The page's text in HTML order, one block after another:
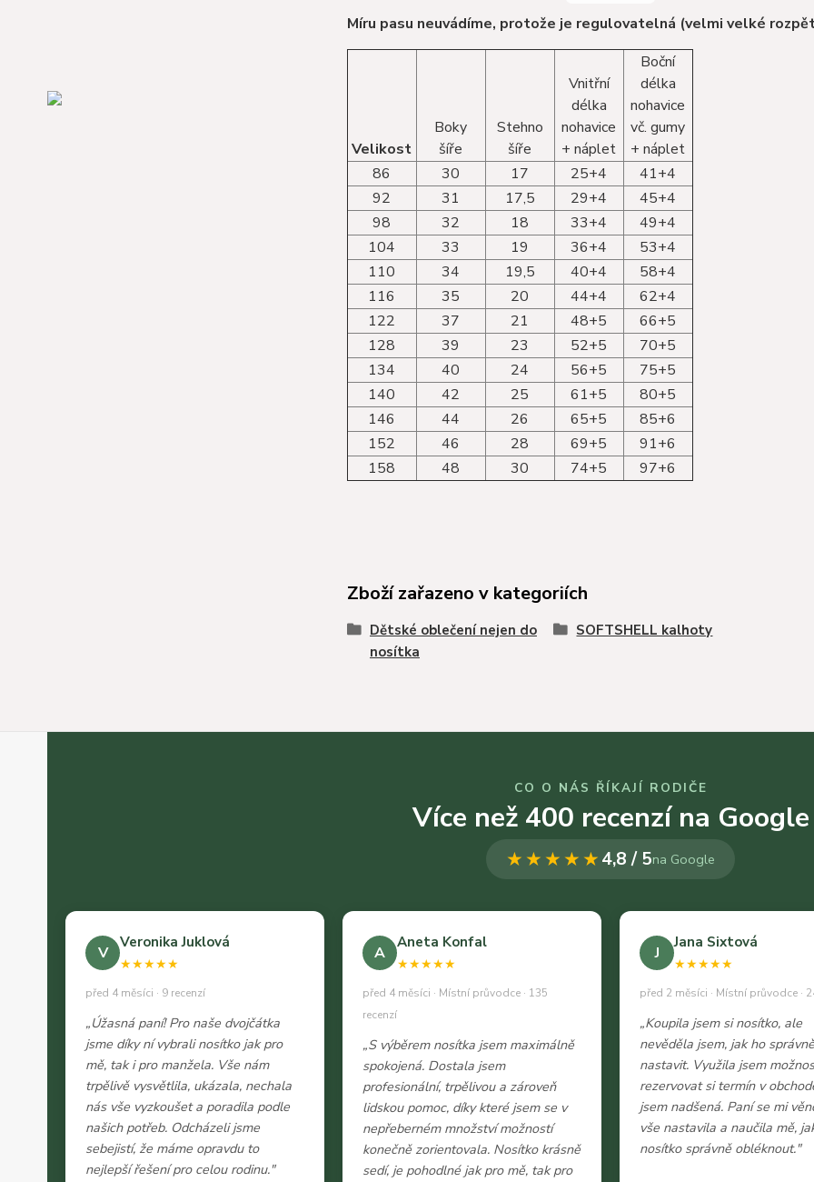
Míru pasu neuvádíme, protože je regulovatelná (velmi velké
Velikost
Boky
šíře
Stehno
šíře
Vnitřní
délka
nohavice
+ náplet
Boční
délka
nohavice
vč. gumy
+ náplet
86
30 17 25+4
41+4
92
31 17,5 29+4
45+4
98
32 18 33+4
49+4
104
33 19 36+4
53+4
110
34 19,5 40+4
58+4
116
35 20 44+4
62+4
122
37 21 48+5
66+5
128
39 23 52+5
70+5
134
40 24 56+5
75+5
140
42 25 61+5
80+5
146
44 26 65+5
85+6
152
46 28 69+5
91+6
158
48 30 74+5 97+6
Zboží zařazeno v kategoriích
Dětské oblečení nejen do
nosítka
SOFTSHELL kalhoty
CO O NÁS ŘÍKAJÍ RODIČE
Více než 400 recenzí na Google
★★★★★4,8 / 5na Google
V
Veronika Juklová
★★★★★
před 4 měsíci · 9 recenzí
„Úžasná paní! Pro naše dvojčátka
jsme díky ní vybrali nosítko jak pro
mě, tak i pro manžela. Vše nám
trpělivě vysvětlila, ukázala, nechala
nás vše vyzkoušet a poradila podle
našich potřeb. Odcházeli jsme
sebejistí, že máme opravdu to
nejlepší řešení pro celou rodinu."
A
Aneta Konfal
★★★★★
před 4 měsíci · Místní průvodce · 135
recenzí
„S výběrem nosítka jsem maximálně
spokojená. Dostala jsem
profesionální, trpělivou a zároveň
lidskou pomoc, díky které jsem se v
nepřeberném množství možností
konečně zorientovala. Nosítko krásně
sedí, je pohodlné jak pro mě, tak pro
J
Jana Sixtová
★★★★★
před 2 měsíci · Místní průvodce ·
„Koupila jsem si nosítko, ale
nevěděla jsem, jak ho správně
nastavit. Využila jsem
rezervovat si termín v
jsem nadšená. Paní se mi
vše nastavila a naučila mě,
nosítko správně obléknout."